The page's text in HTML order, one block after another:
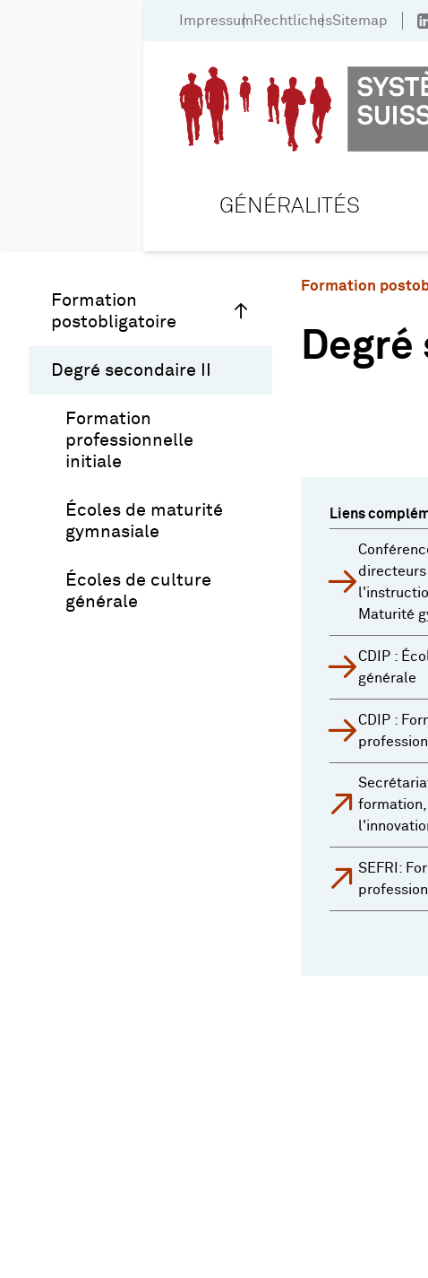
Impressum RechtlichesSitemap
GÉNÉRALITÉS
Formation
postobligatoire
Degré secondaire II
Formation
professionnelle
initiale
Écoles de maturité
gymnasiale
Écoles de culture
générale
Formation
Degré
Liens
Maturité
CDIP :
générale
CDIP :
SEFRI: